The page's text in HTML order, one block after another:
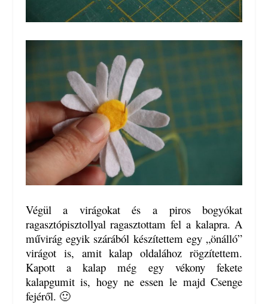
Végül a virágokat és a piros bogyókat
ragasztópisztollyal ragasztottam fel a kalapra. A
művirág egyik szárából készítettem egy „önálló”
virágot is, amit kalap oldalához rögzítettem.
Kapott a kalap még egy vékony fekete
kalapgumit is, hogy ne essen le majd Csenge
fejéről. 🙂